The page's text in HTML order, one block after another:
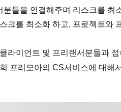
들을 연결해주며 리스크를 최
크를 최소화 하고, 프로젝트와
라이언트 및 프리랜서 분들과
프리모아의 CS서비스에 대해